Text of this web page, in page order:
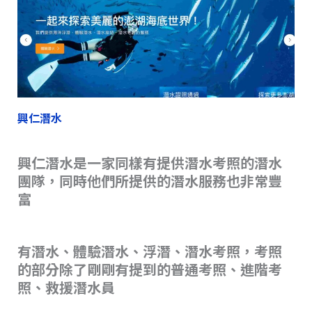
興仁潛水
興仁潛水是一家同樣有提供潛水考照的潛水
團隊，同時他們所提供的潛水服務也非常豐
富
有潛水、體驗潛水、浮潛、潛水考照，考照
的部分除了剛剛有提到的普通考照、進階考
照、救援潛水員